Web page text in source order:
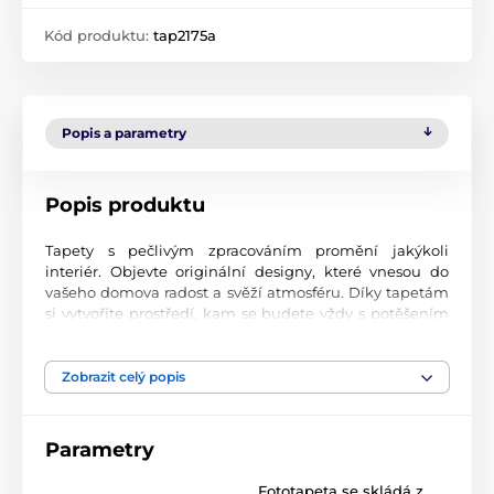
Kód produktu: tap2175a
Popis a parametry
Popis produktu
Tapety s pečlivým zpracováním promění jakýkoli
interiér. Objevte originální designy, které vnesou do
vašeho domova radost a svěží atmosféru. Díky tapetám
si vytvoříte prostředí, kam se budete vždy s potěšením
Špičková kvalita tisku
silný prvek místnosti. Jsou vytištěny na vysoce kvalitní
Zobrazit celý popis
Parametry